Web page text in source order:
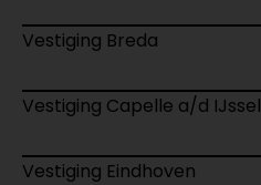
Vestiging Breda
Vestiging Capelle a/d IJssel
Vestiging Eindhoven